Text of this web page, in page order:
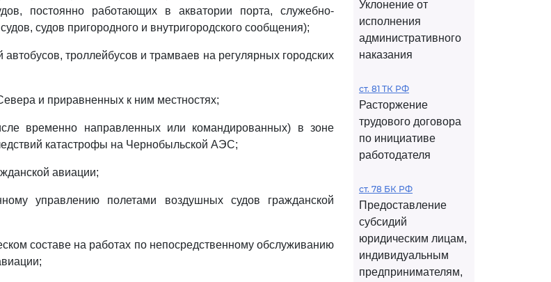
постоянно работающих в акватории порта, служебно-
судов пригородного и внутригородского сообщения);
автобусов, троллейбусов и трамваев на регулярных городских
и приравненных к ним местностях;
временно направленных или командированных) в зоне
катастрофы на Чернобыльской АЭС;
авиации;
управлению полетами воздушных судов гражданской
составе на работах по непосредственному обслуживанию
Уклонение от
исполнения
административного
наказания
ст. 81 ТК РФ
Расторжение
трудового договора
по инициативе
работодателя
ст. 78 БК РФ
Предоставление
субсидий
юридическим лицам,
индивидуальным
предпринимателям,